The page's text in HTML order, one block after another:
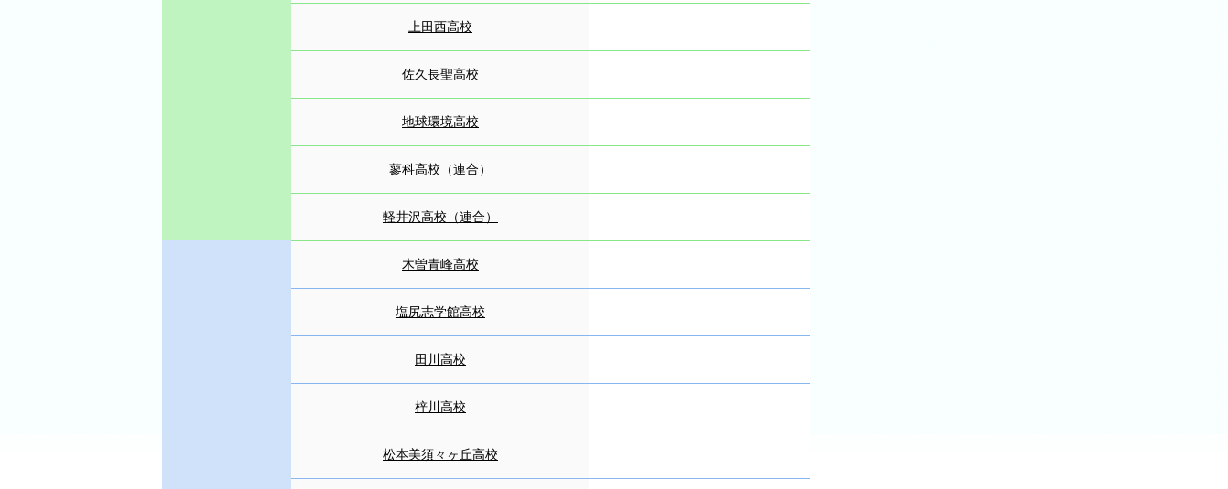
上田西高校
佐久長聖高校
地球環境高校
蓼科高校（連合）
軽井沢高校（連合）
木曽青峰高校
塩尻志学館高校
田川高校
梓川高校
松本美須々ヶ丘高校